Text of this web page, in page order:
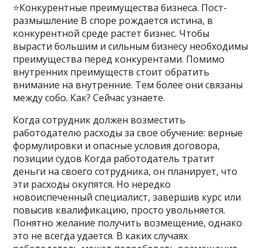
⭐️Конкурентные преимущества бизнеса. Пост-
размышление В споре рождается истина, в
конкурентной среде растет бизнес. Чтобы
вырасти большим и сильным бизнесу необходимы
преимущества перед конкурентами. Помимо
внутренних преимуществ стоит обратить
внимание на внутренние. Тем более они связаны
между собо. Как? Сейчас узнаете.
Когда сотрудник должен возместить
работодателю расходы за свое обучение: верные
формулировки и опасные условия договора,
позиции судов Когда работодатель тратит
деньги на своего сотрудника, он планирует, что
эти расходы окупятся. Но нередко
новоиспеченный специалист, завершив курс или
повысив квалификацию, просто увольняется.
Понятно желание получить возмещение, однако
это не всегда удается. В каких случаях